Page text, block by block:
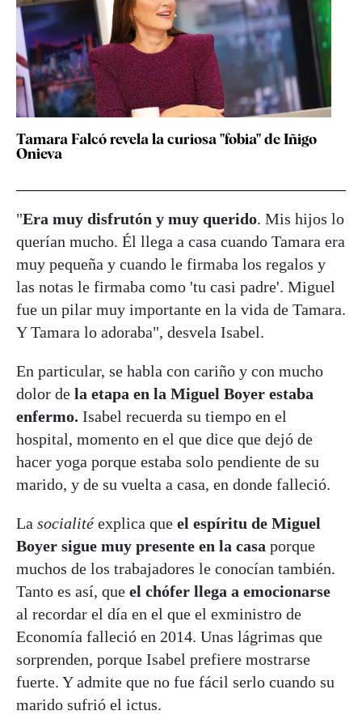
Tamara Falcó revela la curiosa "fobia" de Iñigo
Onieva
"Era muy disfrutón y muy querido. Mis hijos lo
querían mucho. Él llega a casa cuando Tamara era
muy pequeña y cuando le firmaba los regalos y
las notas le firmaba como 'tu casi padre'. Miguel
fue un pilar muy importante en la vida de Tamara.
Y Tamara lo adoraba", desvela Isabel.
En particular, se habla con cariño y con mucho
dolor de la etapa en la Miguel Boyer estaba
enfermo. Isabel recuerda su tiempo en el
hospital, momento en el que dice que dejó de
hacer yoga porque estaba solo pendiente de su
marido, y de su vuelta a casa, en donde falleció.
La socialitéexplica que el espíritu de Miguel
Boyer sigue muy presente en la casa porque
muchos de los trabajadores le conocían también.
Tanto es así, que el chófer llega a emocionarse
al recordar el día en el que el exministro de
Economía falleció en 2014. Unas lágrimas que
sorprenden, porque Isabel prefiere mostrarse
fuerte. Y admite que no fue fácil serlo cuando su
marido sufrió el ictus.